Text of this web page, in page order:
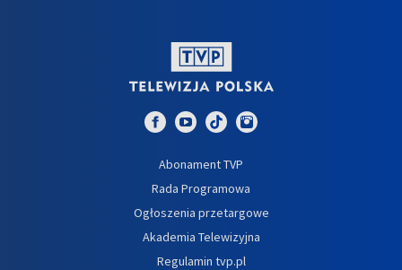
Abonament TVP
Rada Programowa
Ogłoszenia przetargowe
Akademia Telewizyjna
Regulamin tvp.pl